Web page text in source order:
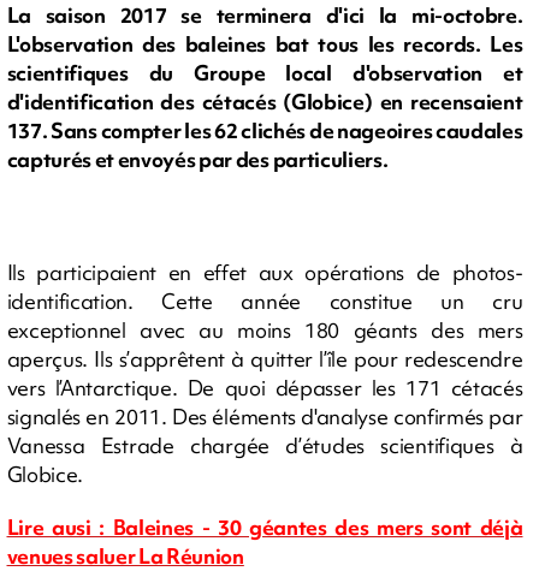
La saison 2017 se terminera d'ici la mi-octobre.
L'observation des baleines bat tous les records. Les
scientifiques du Groupe local d'observation et
d'identification des cétacés (Globice) en recensaient
137. Sans compter les 62 clichés de nageoires caudales
capturés et envoyés par des particuliers.
Ils participaient en effet aux opérations de photos-
identification. Cette année constitue un cru
exceptionnel avec au moins 180 géants des mers
aperçus. Ils s’apprêtent à quitter l’île pour redescendre
vers l’Antarctique. De quoi dépasser les 171 cétacés
signalés en 2011. Des éléments d'analyse confirmés par
Vanessa Estrade chargée d’études scientifiques à
Globice.
Lire ausi : Baleines - 30 géantes des mers sont déjà
venues saluer La Réunion